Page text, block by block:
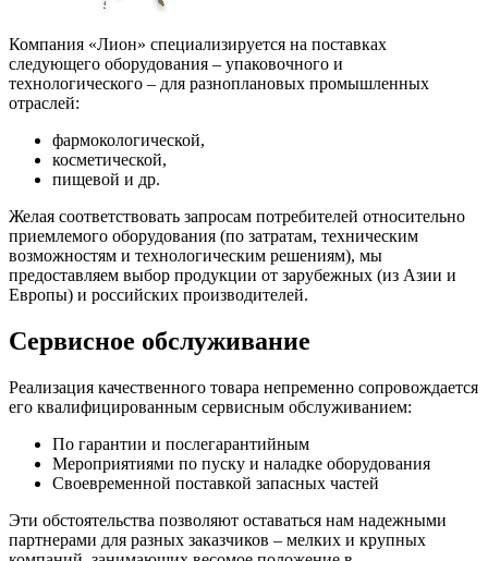
Компания «Лион» специализируется на поставках
следующего оборудования – упаковочного и
технологического – для разноплановых промышленных
отраслей:
фармокологической,
косметической,
пищевой и др.
Желая соответствовать запросам потребителей относительно
приемлемого оборудования (по затратам, техническим
возможностям и технологическим решениям), мы
предоставляем выбор продукции от зарубежных (из Азии и
Европы) и российских производителей.
Сервисное обслуживание
Реализация качественного товара непременно сопровождается
его квалифицированным сервисным обслуживанием:
По гарантии и послегарантийным
Мероприятиями по пуску и наладке оборудования
Своевременной поставкой запасных частей
Эти обстоятельства позволяют оставаться нам надежными
партнерами для разных заказчиков – мелких и крупных